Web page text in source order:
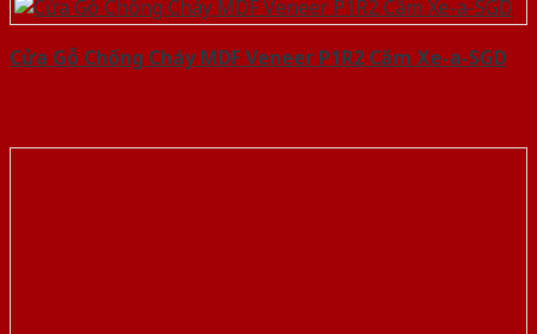
Cửa Gỗ Chống Cháy MDF Veneer P1R2 Căm Xe-a-SGD